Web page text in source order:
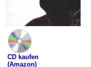
CD kaufen
(Amazon)